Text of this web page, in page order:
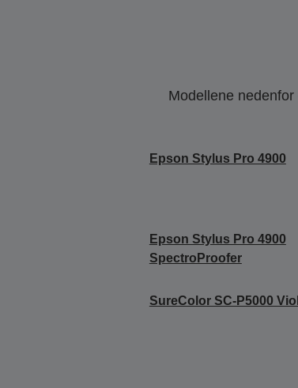
Modellene
Epson Stylus Pro 4900
Epson Stylus Pro 4900
SpectroProofer
SureColor SC-P5000